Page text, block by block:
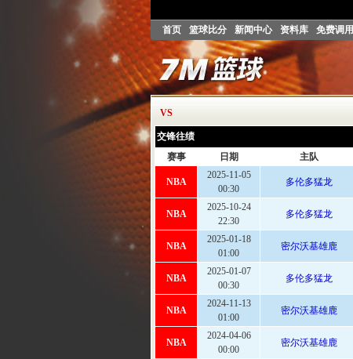
首页
篮球比分 新闻中心 资料库 免费调用
美国男子职业篮球联赛
交锋往绩
赛事
日期 主队
NBA
2025-11-05
00:30
多伦多猛龙
NBA
2025-10-24
22:30
多伦多猛龙
NBA
2025-01-18
01:00
密尔沃基雄鹿
NBA
2025-01-07
00:30
多伦多猛龙
NBA
2024-11-13
01:00
密尔沃基雄鹿
NBA
2024-04-06
00:00
密尔沃基雄鹿